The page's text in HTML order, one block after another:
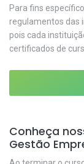
Para fins
regulamentos das
pois cada
certificados de
Conheça
Gestão